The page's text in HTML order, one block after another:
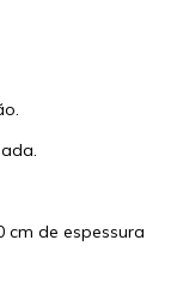
cm de espessura